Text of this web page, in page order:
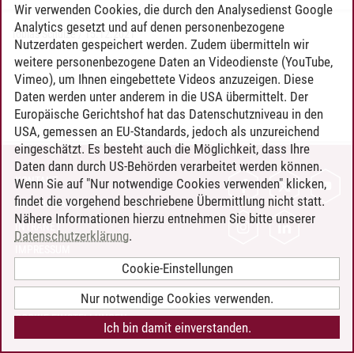
Tobias Schulze/15.12.2021
KONTAKT
LEUPHANA ALS ARBEITGEBER
INTRANET
BARRIEREFREIHEIT
COOKIE-EINSTELLUNGEN
Wir verwenden Cookies, die durch den Analysedienst Google
Analytics gesetzt und auf denen personenbezogene
Nutzerdaten gespeichert werden. Zudem übermitteln wir
weitere personenbezogene Daten an Videodienste (YouTube,
Vimeo), um Ihnen eingebettete Videos anzuzeigen. Diese
Daten werden unter anderem in die USA übermittelt. Der
Europäische Gerichtshof hat das Datenschutzniveau in den
USA, gemessen an EU-Standards, jedoch als unzureichend
eingeschätzt. Es besteht auch die Möglichkeit, dass Ihre
Daten dann durch US-Behörden verarbeitet werden können.
Wenn Sie auf "Nur notwendige Cookies verwenden" klicken,
findet die vorgehend beschriebene Übermittlung nicht statt.
Nähere Informationen hierzu entnehmen Sie bitte unserer
Datenschutzerklärung.
Cookie-Einstellungen
Nur notwendige Cookies verwenden.
Ich bin damit einverstanden.